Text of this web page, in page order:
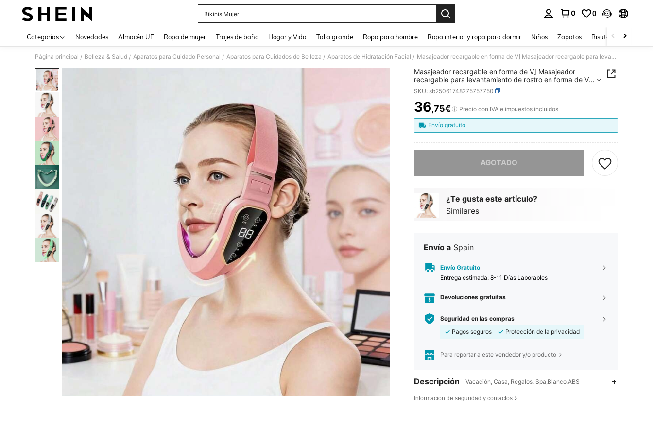
Bikinis Mujer
0 0
Categorías Novedades Almacén UE Ropa de mujer Trajes de baño Hogar y Vida Talla grande Ropa para hombre Ropa interior y ropa para dormir Niños Zapatos Bisutería Y
Página principal / Belleza & Salud / Aparatos para Cuidado Personal / Aparatos para Cuidados de Belleza / Aparatos de Hidratación Facial / Masajeador recargable en forma de V] Masajeador recargable para levantamiento de rostro en forma de V | Herramienta de belleza facial USB con pantalla LED y intensidad ajustable, para un brillo radiante y un contorneo perfecto - Regalo ideal para Pascua, Día de la Madre, mujeres y adolescentes
Masajeador recargable en forma de V] Masajeador
recargable para levantamiento de rostro en forma de V |
Herramienta de belleza facial USB con pantalla LED y
intensidad ajustable, para un brillo radiante y un
contorneo perfecto - Regalo ideal para Pascua, Día de la
Madre, mujeres y adolescentes
SKU: sb25061748275757750
PRICE AND AVAILABILITY
36,75€ Precio con IVA e impuestos incluidos
Envío gratuito
AGOTADO
¿Te gusta este artículo?
Similares
Envío a Spain
Envío Gratuito
Entrega estimada: 8-11 Días Laborables
Devoluciones gratuitas
Seguridad en las compras
Pagos seguros
Protección de la privacidad
Para reportar a este vendedor y/o producto
Descripción Vacación, Casa, Regalos, Spa,Blanco,ABS
Información de seguridad y contactos